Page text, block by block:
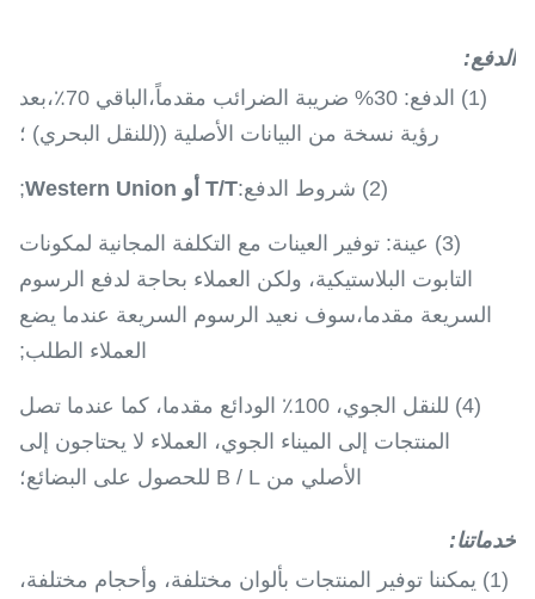
الدفع:
(1) الدفع: 30% ضريبة الضرائب مقدماً،الباقي 70٪،بعد
رؤية نسخة من البيانات الأصلية ((للنقل البحري) ؛
(2) شروط الدفع: T/T أو Western Union ;
(3) عينة: توفير العينات مع التكلفة المجانية لمكونات
التابوت البلاستيكية، ولكن العملاء بحاجة لدفع الرسوم
السريعة مقدما،سوف نعيد الرسوم السريعة عندما يضع
العملاء الطلب;
(4) للنقل الجوي، 100٪ الودائع مقدما، كما عندما تصل
المنتجات إلى الميناء الجوي، العملاء لا يحتاجون إلى
الأصلي من B / L للحصول على البضائع؛
خدماتنا:
(1) يمكننا توفير المنتجات بألوان مختلفة، وأحجام مختلفة،